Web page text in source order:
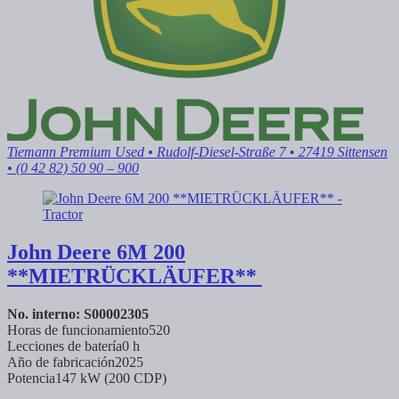
Tiemann Premium Used • Rudolf-Diesel-Straße 7 • 27419 Sittensen
• (0 42 82) 50 90 – 900
John Deere 6M 200
**MIETRÜCKLÄUFER**
No. interno: S00002305
Horas de funcionamiento520
Lecciones de batería0 h
Año de fabricación2025
Potencia147 kW (200 CDP)